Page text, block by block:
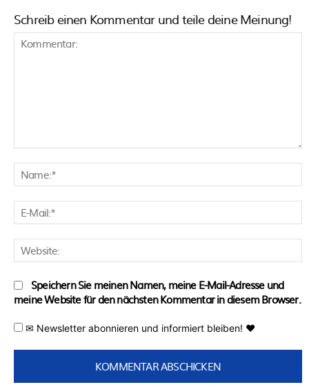
Schreib einen Kommentar und teile deine Meinung!
Speichern Sie meinen Namen, meine E-Mail-Adresse und
meine Website für den nächsten Kommentar in diesem Browser.
✉ Newsletter abonnieren und informiert bleiben! ♥